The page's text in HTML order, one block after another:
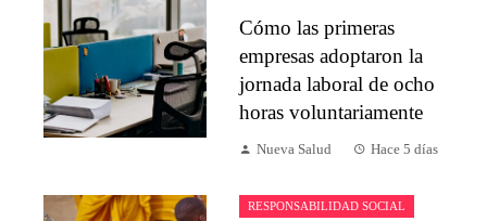
Cómo las primeras
empresas adoptaron la
jornada laboral de ocho
horas voluntariamente
Nueva Salud Hace 5 días
RESPONSABILIDAD SOCIAL